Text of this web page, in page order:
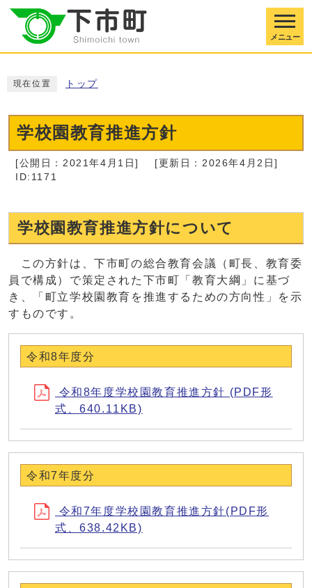
メニュー
現在位置 トップ
学校園教育推進方針
[公開日：2021年4月1日]
[更新日：2026年4月2日]
ID:1171
学校園教育推進方針について
この方針は、下市町の総合教育会議（町長、教育委
員で構成）で策定された下市町「教育大綱」に基づ
き、「町立学校園教育を推進するための方向性」を示
すものです。
令和8年度分
令和8年度学校園教育推進方針 (PDF形
式、640.11KB)
令和7年度分
令和7年度学校園教育推進方針(PDF形
式、638.42KB)